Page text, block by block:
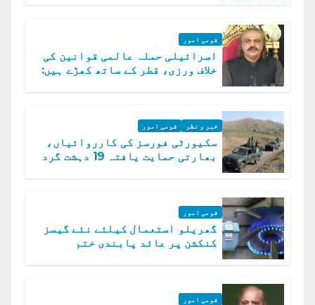
قومی امور
اسرائیلی حملہ عالمی قوانین کی
خلاف ورزی، قطر کے ساتھ کھڑے ہیں:
خبر و نظر قومی امور
سکیورٹی فورسز کی کارروائیاں،
بھارتی حمایت یافتہ 19 دہشت گرد
قومی امور
گھریلو استعمال کیلئے نئے گیسز
کنکشن پر عائد پابندی ختم
قومی امور